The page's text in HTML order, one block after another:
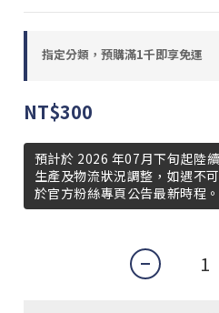
指定分類，預購滿1千即享免運
NT$300
預計於 2026 年07月下旬起陸
生產及物流狀況調整，如遇不
於官方粉絲專頁公告最新時程。